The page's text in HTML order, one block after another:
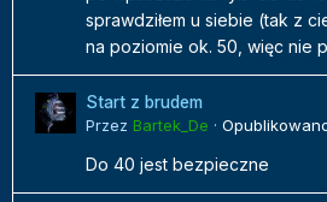
sprawdziłem u siebie (tak z
na poziomie ok. 50, więc nie
Start z brudem
Przez Bartek_De ·
Do 40 jest bezpieczne